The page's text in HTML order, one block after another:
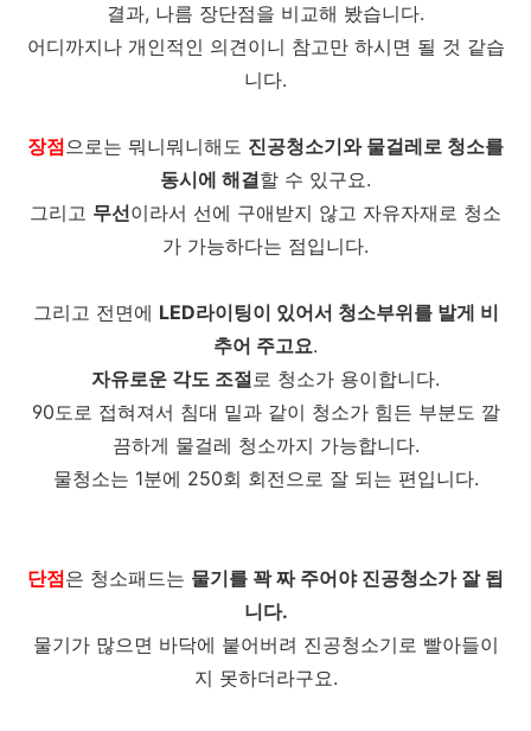
결과, 나름 장단점을 비교해 봤습니다.
어디까지나 개인적인 의견이니 참고만 하시면 될 것 같습
니다.
장점으로는 뭐니뭐니해도 진공청소기와 물걸레로 청소를
동시에 해결할 수 있구요.
그리고 무선이라서 선에 구애받지 않고 자유자재로 청소
가 가능하다는 점입니다.
그리고 전면에 LED라이팅이 있어서 청소부위를 발게 비
추어 주고요.
자유로운 각도 조절로 청소가 용이합니다.
90도로 접혀져서 침대 밑과 같이 청소가 힘든 부분도 깔
끔하게 물걸레 청소까지 가능합니다.
물청소는 1분에 250회 회전으로 잘 되는 편입니다.
단점은 청소패드는 물기를 꽉 짜 주어야 진공청소가 잘 됩
니다.
물기가 많으면 바닥에 붙어버려 진공청소기로 빨아들이
지 못하더라구요.